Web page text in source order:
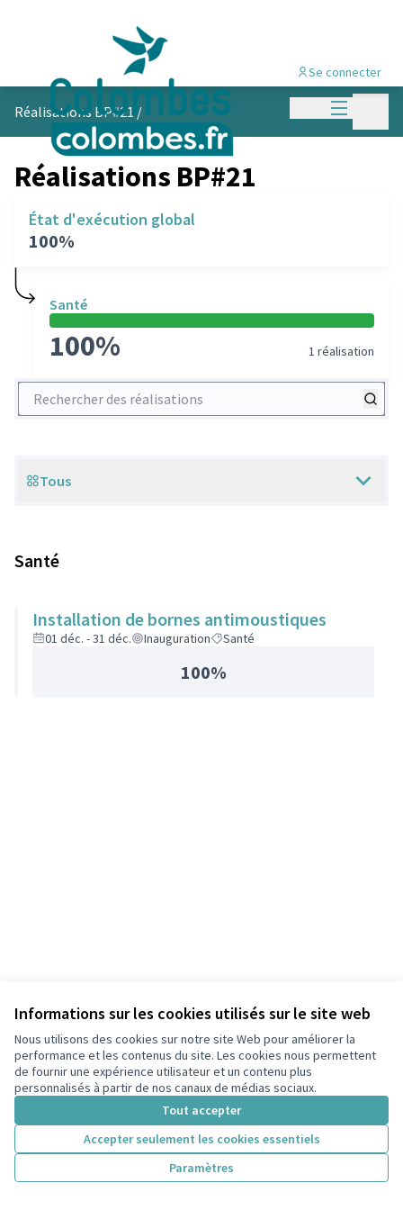
Informations sur les cookies utilisés sur le site web
Nous utilisons des cookies sur notre site Web pour améliorer la
performance et les contenus du site. Les cookies nous permettent
de fournir une expérience utilisateur et un contenu plus
personnalisés à partir de nos canaux de médias sociaux.
Tout accepter
Accepter seulement les cookies essentiels
Paramètres
Menu
Se connecter
Réalisations BP#21/
Réalisations BP#21
État d'exécution global
100%
Santé
100% 1 réalisation
Rechercher des réalisations
Scope
Tous
Santé
Installation de bornes antimoustiques
01 déc. - 31 déc. Inauguration Santé
100%